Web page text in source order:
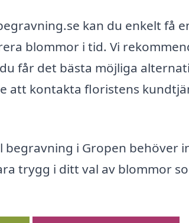
kan du enkelt få
blommor i tid. Vi
får det bästa möjliga
att kontakta floristens
begravning i Gropen behöver
trygg i ditt val av blommor